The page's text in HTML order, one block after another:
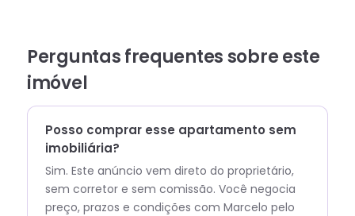
Perguntas frequentes sobre este
imóvel
Posso comprar esse apartamento sem
imobiliária?
Sim. Este anúncio vem direto do proprietário,
sem corretor e sem comissão. Você negocia
preço, prazos e condições com Marcelo pelo